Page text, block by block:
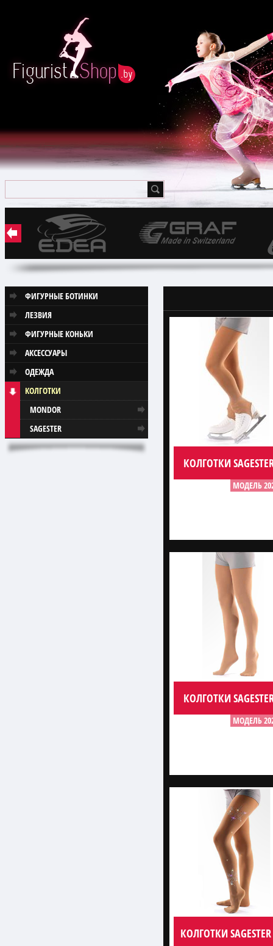
ФИГУРНЫЕ БОТИНКИ
ЛЕЗВИЯ
ФИГУРНЫЕ КОНЬКИ
АКСЕССУАРЫ
ОДЕЖДА
КОЛГОТКИ
MONDOR
SAGESTER
КОЛГОТКИ
МОДЕЛЬ
КОЛГОТКИ
МОДЕЛЬ
КОЛГОТКИ SAGESTER